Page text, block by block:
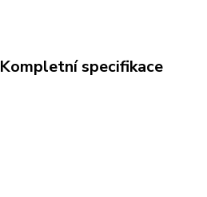
Kompletní specifikace